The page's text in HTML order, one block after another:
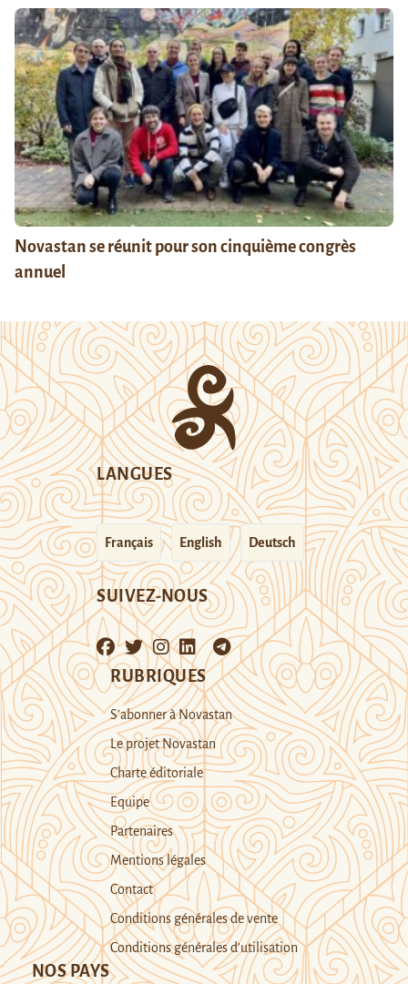
Novastan se réunit pour son cinquième congrès
annuel
LANGUES
Français English Deutsch
SUIVEZ-NOUS
RUBRIQUES
S’abonner à Novastan
Le projet Novastan
Charte éditoriale
Equipe
Partenaires
Mentions légales
Contact
Conditions générales de vente
Conditions générales d’utilisation
NOS PAYS